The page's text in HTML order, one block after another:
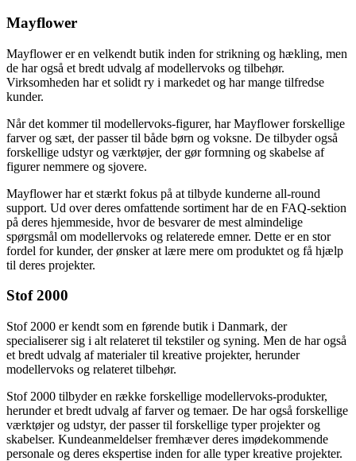
Mayflower
Mayflower er en velkendt butik inden for strikning og hækling, men
de har også et bredt udvalg af modellervoks og tilbehør.
Virksomheden har et solidt ry i markedet og har mange tilfredse
kunder.
Når det kommer til modellervoks-figurer, har Mayflower forskellige
farver og sæt, der passer til både børn og voksne. De tilbyder også
forskellige udstyr og værktøjer, der gør formning og skabelse af
figurer nemmere og sjovere.
Mayflower har et stærkt fokus på at tilbyde kunderne all-round
support. Ud over deres omfattende sortiment har de en FAQ-sektion
på deres hjemmeside, hvor de besvarer de mest almindelige
spørgsmål om modellervoks og relaterede emner. Dette er en stor
fordel for kunder, der ønsker at lære mere om produktet og få hjælp
til deres projekter.
Stof 2000
Stof 2000 er kendt som en førende butik i Danmark, der
specialiserer sig i alt relateret til tekstiler og syning. Men de har også
et bredt udvalg af materialer til kreative projekter, herunder
modellervoks og relateret tilbehør.
Stof 2000 tilbyder en række forskellige modellervoks-produkter,
herunder et bredt udvalg af farver og temaer. De har også forskellige
værktøjer og udstyr, der passer til forskellige typer projekter og
skabelser. Kundeanmeldelser fremhæver deres imødekommende
personale og deres ekspertise inden for alle typer kreative projekter.